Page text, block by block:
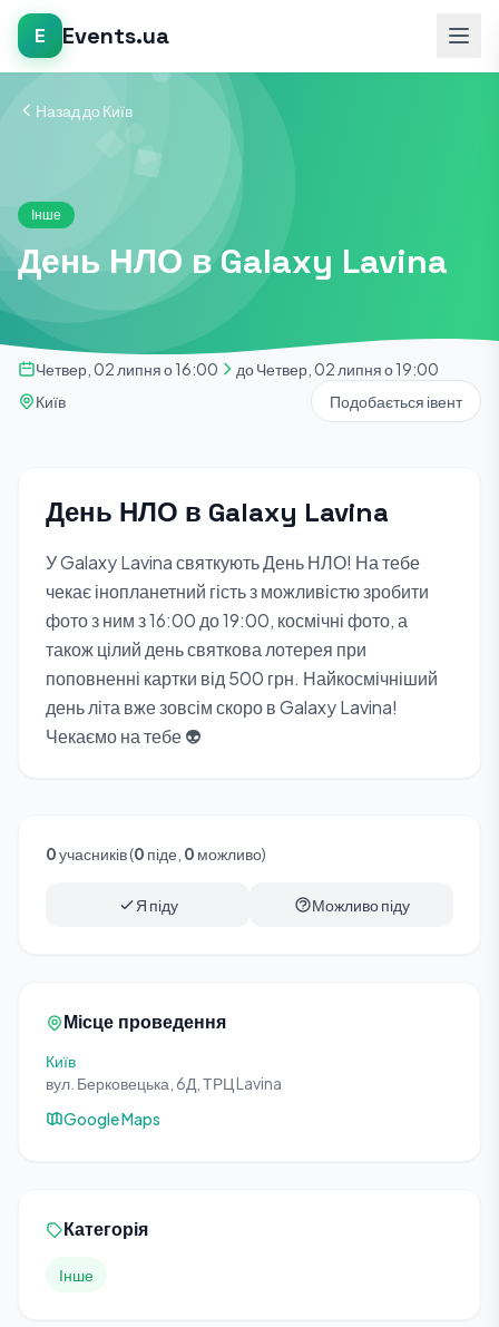
E Events.ua
Назад до Київ
Інше
День НЛО в Galaxy Lavina
Четвер, 02 липня о 16:00
до Четвер, 02 липня о 19:00
Київ
Подобається івент
День НЛО в Galaxy Lavina
У Galaxy Lavina святкують День НЛО! На тебе
чекає інопланетний гість з можливістю зробити
фото з ним з 16:00 до 19:00, космічні фото, а
також цілий день святкова лотерея при
поповненні картки від 500 грн. Найкосмічніший
день літа вже зовсім скоро в Galaxy Lavina!
Чекаємо на тебе 👽
0учасників (0 піде, 0 можливо)
Я піду Можливо піду
Місце проведення
Київ
вул. Берковецька, 6Д, ТРЦ Lavina
Google Maps
Категорія
Інше